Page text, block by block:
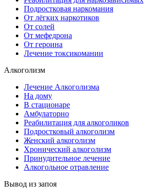
Подростковая наркомания
От лёгких наркотиков
От солей
От мефедрона
От героина
Лечение токсикомании
Алкоголизм
Лечение Алкоголизма
На дому
В стационаре
Амбулаторно
Реабилитация для алкоголиков
Подростковый алкоголизм
Женский алкоголизм
Хронический алкоголизм
Принудительное лечение
Алкогольное отравление
Вывод из запоя